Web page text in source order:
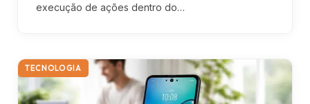
execução de ações dentro do…
TECNOLOGIA